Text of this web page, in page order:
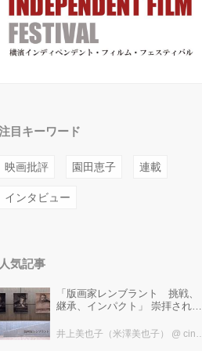
目キーワード
映画批評 園田恵子 連載
インタビュー
人気記事
「版画家レンブラント 挑戦、
継承、インパクト」 崇拝され、
た版画技法！ 国立西洋美術館に
井上美也子（米澤美也子） @ cinefil編集部